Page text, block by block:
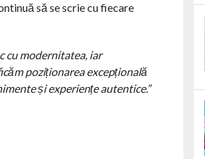
să se scrie cu fiecare
cu modernitatea, iar
poziționarea excepțională
și experiențe autentice.”